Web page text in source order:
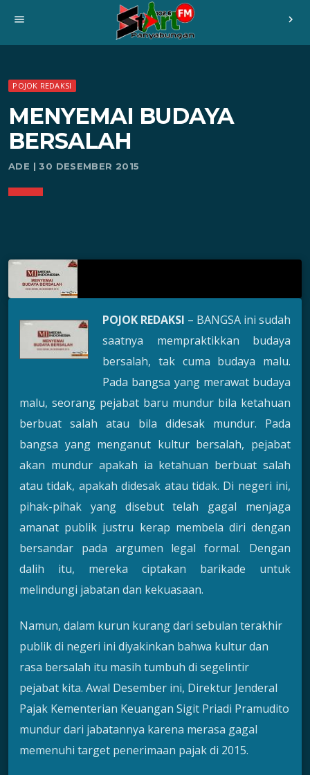
menu chevron_right
POJOK REDAKSI
MENYEMAI BUDAYA
BERSALAH
ADE | 30 DESEMBER 2015
POJOK REDAKSI – BANGSA ini sudah
saatnya mempraktikkan budaya
bersalah, tak cuma budaya malu.
Pada bangsa yang merawat budaya
malu, seorang pejabat baru mundur bila ketahuan
berbuat salah atau bila didesak mundur. Pada
bangsa yang menganut kultur bersalah, pejabat
akan mundur apakah ia ketahuan berbuat salah
atau tidak, apakah didesak atau tidak. Di negeri ini,
pihak-pihak yang disebut telah gagal menjaga
amanat publik justru kerap membela diri dengan
bersandar pada argumen legal formal. Dengan
dalih itu, mereka ciptakan barikade untuk
melindungi jabatan dan kekuasaan.
Namun, dalam kurun kurang dari sebulan terakhir
publik di negeri ini diyakinkan bahwa kultur dan
rasa bersalah itu masih tumbuh di segelintir
pejabat kita. Awal Desember ini, Direktur Jenderal
Pajak Kementerian Keuangan Sigit Priadi Pramudito
mundur dari jabatannya karena merasa gagal
memenuhi target penerimaan pajak di 2015.